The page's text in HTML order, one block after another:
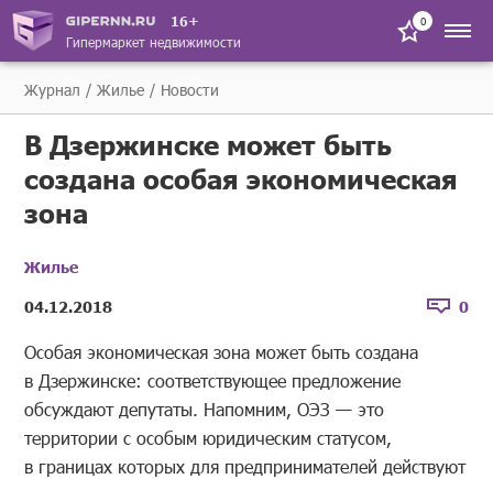
16+
Гипермаркет недвижимости
0
Журнал Жилье Новости
В Дзержинске может быть
создана особая экономическая
зона
Жилье
04.12.2018
0
Особая экономическая зона может быть создана
в Дзержинске: соответствующее предложение
обсуждают депутаты. Напомним, ОЭЗ — это
территории с особым юридическим статусом,
в границах которых для предпринимателей действуют